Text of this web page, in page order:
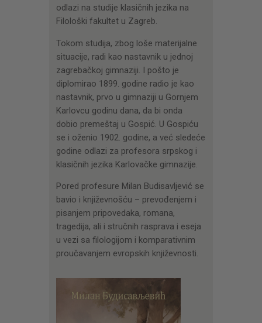
odlazi na studije klasičnih jezika na
Filološki fakultet u Zagreb.
Tokom studija, zbog loše materijalne
situacije, radi kao nastavnik u jednoj
zagrebačkoj gimnaziji. I pošto je
diplomirao 1899. godine radio je kao
nastavnik, prvo u gimnaziji u Gornjem
Karlovcu godinu dana, da bi onda
dobio premeštaj u Gospić. U Gospiću
se i oženio 1902. godine, a već sledeće
godine odlazi za profesora srpskog i
klasičnih jezika Karlovačke gimnazije.
Pored profesure Milan Budisavljević se
bavio i književnošću – prevođenjem i
pisanjem pripovedaka, romana,
tragedija, ali i stručnih rasprava i eseja
u vezi sa filologijom i komparativnim
proučavanjem evropskih književnosti.